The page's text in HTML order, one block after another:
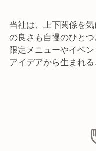
大衆イタリアン ナポ
金目樽 溝の口店
すしショップ百太郎
新宿店／武蔵村山店
赤羽店／多摩センタ
味の素スタジアム店
当社は、上下関係を
の良さも自慢のひとつ
限定メニューやイベ
アイデアから生まれ
努力次第でスピード
りに応える環境を整
お客様に愛されるお